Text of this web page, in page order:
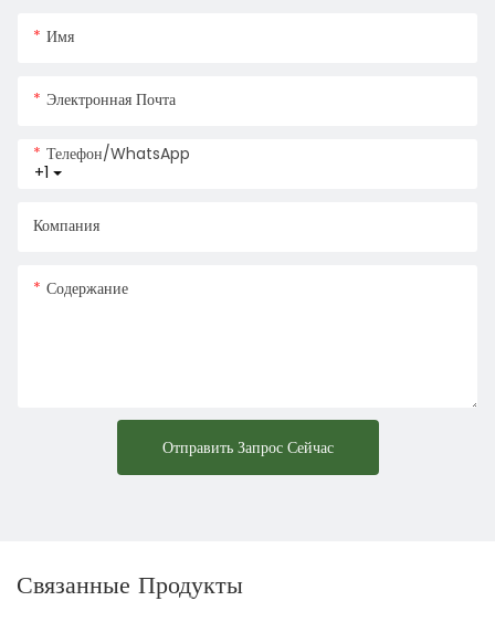
Имя
Электронная Почта
+1
Телефон/WhatsApp
Компания
Содержание
Отправить Запрос Сейчас
Связанные Продукты